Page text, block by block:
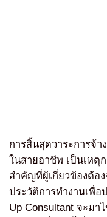
การสิ้นสุดวาระการจ้
ในสายอาชีพ เป็นเหตุ
สำคัญที่ผู้เกี่ยวข้องต้อ
ประวัติการทำงานเพื่อ
Up Consultant จะมา